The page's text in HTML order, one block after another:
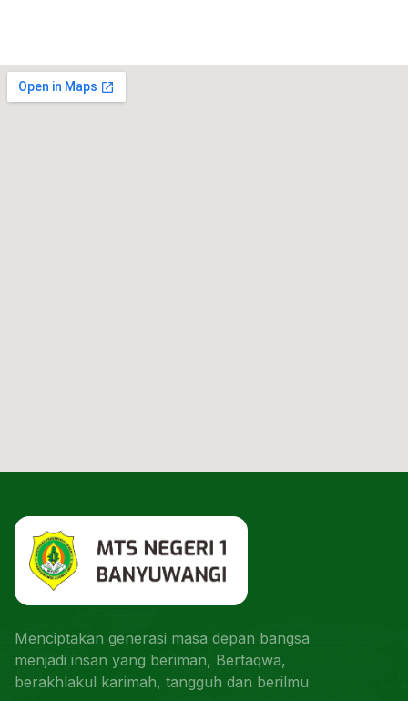
Menciptakan generasi masa depan bangsa
menjadi insan yang beriman, Bertaqwa,
berakhlakul karimah, tangguh dan berilmu